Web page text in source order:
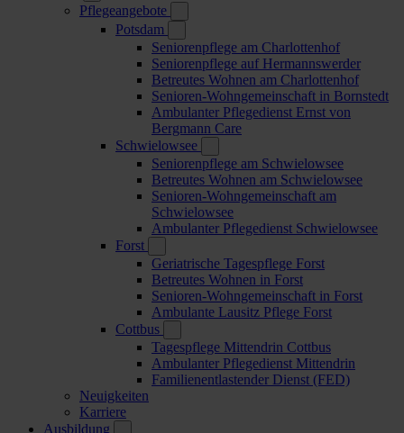
Pflegeangebote
Potsdam
Seniorenpflege am Charlottenhof
Seniorenpflege auf Hermannswerder
Betreutes Wohnen am Charlottenhof
Senioren-Wohngemeinschaft in Bornstedt
Ambulanter Pflegedienst Ernst von
Bergmann Care
Schwielowsee
Seniorenpflege am Schwielowsee
Betreutes Wohnen am Schwielowsee
Senioren-Wohngemeinschaft am
Schwielowsee
Ambulanter Pflegedienst Schwielowsee
Forst
Geriatrische Tagespflege Forst
Betreutes Wohnen in Forst
Senioren-Wohngemeinschaft in Forst
Ambulante Lausitz Pflege Forst
Cottbus
Tagespflege Mittendrin Cottbus
Ambulanter Pflegedienst Mittendrin
Familienentlastender Dienst (FED)
Neuigkeiten
Karriere
Ausbildung